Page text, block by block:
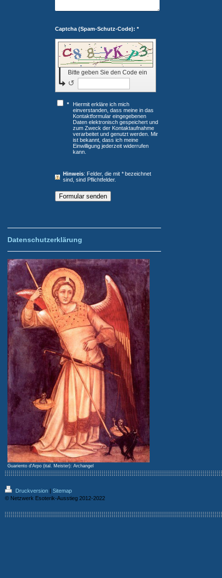
Captcha (Spam-Schutz-Code): *
Bitte geben Sie den Code ein
↺
*
Hiermit erkläre ich mich
einverstanden, dass meine in das
Kontaktformular eingegebenen
Daten elektronisch gespeichert und
zum Zweck der Kontaktaufnahme
verarbeitet und genutzt werden. Mir
ist bekannt, dass ich meine
Einwilligung jederzeit widerrufen
kann.
Hinweis : Felder, die mit*bezeichnet
sind, sind Pflichtfelder.
Datenschutzerklärung
Guariento d'Arpo (ital. Meister): Archangel
Druckversion | Sitemap
© Netzwerk Esoterik-Ausstieg 2012-2022